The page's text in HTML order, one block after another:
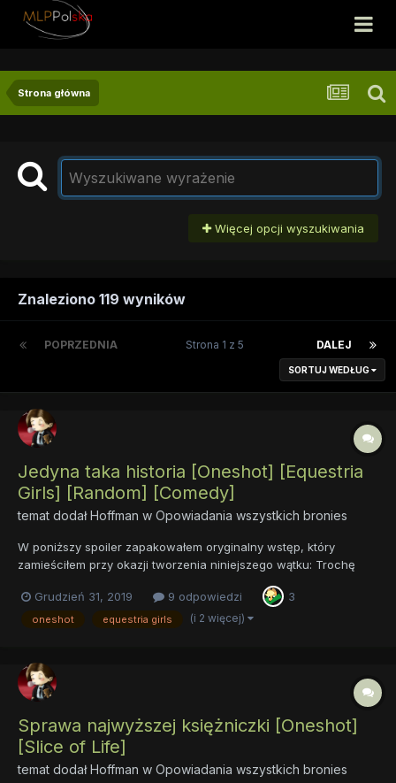
Strona główna
Więcej opcji wyszukiwania
Znaleziono 119 wyników
POPRZEDNIA DALEJ
Strona 1 z 5
SORTUJ WEDŁUG
Jedyna taka historia [Oneshot] [Equestria
Girls] [Random] [Comedy]
temat dodałHoffman w Opowiadania wszystkich bronies
W poniższy spoiler zapakowałem oryginalny wstęp, który
zamieściłem przy okazji tworzenia niniejszego wątku: Trochę
"terapię Kresów", czyli zostaje przekształcona w serię
opowiadań - tym samym spełniam swoje groźby, że Da...
Grudzień 31, 2019 9 odpowiedzi 3
oneshot equestria girls (i 2 więcej)
Sprawa najwyższej księżniczki [Oneshot]
[Slice of Life]
temat dodałHoffman w Opowiadania wszystkich bronies